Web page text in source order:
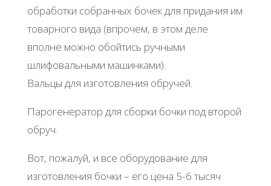
обработки собранных бочек для придания им
товарного вида (впрочем, в этом деле
вполне можно обойтись ручными
шлифовальными машинками).
Вальцы для изготовления обручей.
Парогенератор для сборки бочки под второй
обруч.
Вот, пожалуй, и все оборудование для
изготовления бочки – его цена 5-6 тысяч